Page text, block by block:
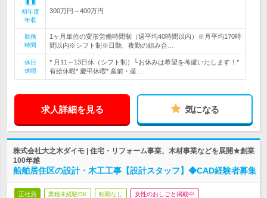
初年度
年収
300万円～400万円
勤務
時間
1ヶ月単位の変形労働時間制（週平均40時間以内）※月平均170時
間以内※シフト制※日勤、夜勤の組み合…
休日
休暇
* 月11～13日休（シフト制）└お休みは希望を考慮いたします！*
有給休暇* 慶弔休暇* 産前・産…
求人詳細を見る 気になる
株式会社大之木ダイモ | 住宅・リフォーム事業、木材事業などを展開★創業
100年越
船舶居住区の設計・木工工事【設計スタッフ】◆CAD経験者募集
正社員 業種未経験OK 転勤なし 女性のおしごと掲載中